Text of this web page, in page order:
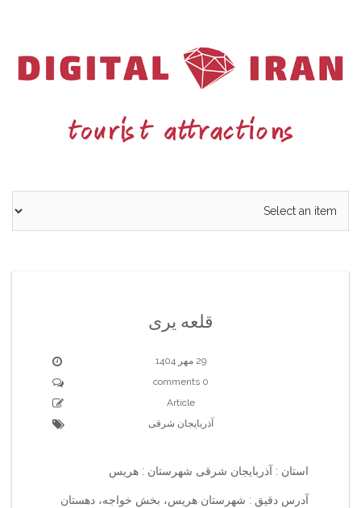
قلعه یری
29 مهر 1404
0 comments
Article
آذربایجان شرقی
استان : آذربایجان شرقی شهرستان : هریس
آدرس دقیق : شهرستان هریس، بخش خواجه، دهستان